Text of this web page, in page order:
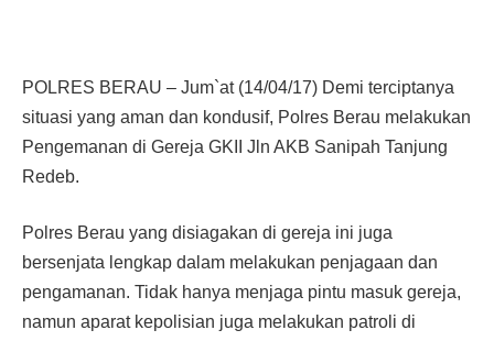
POLRES BERAU – Jum`at (14/04/17) Demi terciptanya
situasi yang aman dan kondusif, Polres Berau melakukan
Pengemanan di Gereja GKII Jln AKB Sanipah Tanjung
Redeb.
Polres Berau yang disiagakan di gereja ini juga
bersenjata lengkap dalam melakukan penjagaan dan
pengamanan. Tidak hanya menjaga pintu masuk gereja,
namun aparat kepolisian juga melakukan patroli di